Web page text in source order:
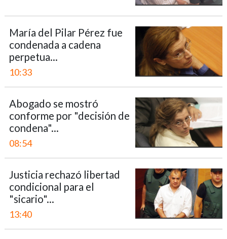
María del Pilar Pérez fue
condenada a cadena
perpetua...
10:33
Abogado se mostró
conforme por "decisión de
condena"...
08:54
Justicia rechazó libertad
condicional para el
"sicario"...
13:40